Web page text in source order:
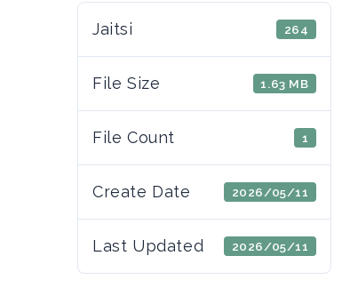
Jaitsi 264
File Size 1.63 MB
File Count 1
Create Date 2026/05/11
Last Updated 2026/05/11